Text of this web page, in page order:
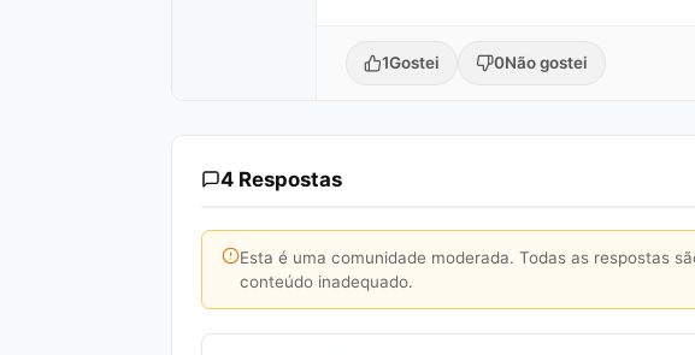
1Gostei 0Não gostei
4 Respostas
Esta é uma comunidade moderada. Todas as respostas
conteúdo inadequado.